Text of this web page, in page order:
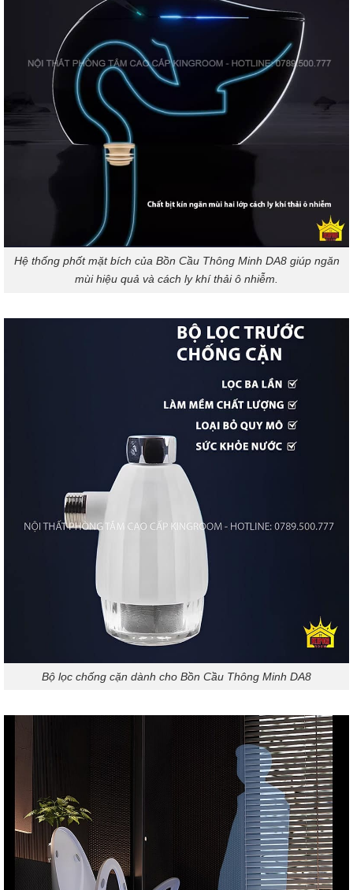
Hệ thống phốt mặt bích của Bồn Cầu Thông Minh DA8 giúp ngăn
mùi hiệu quả và cách ly khí thải ô nhiễm.
Bộ lọc chống cặn dành cho Bồn Cầu Thông Minh DA8